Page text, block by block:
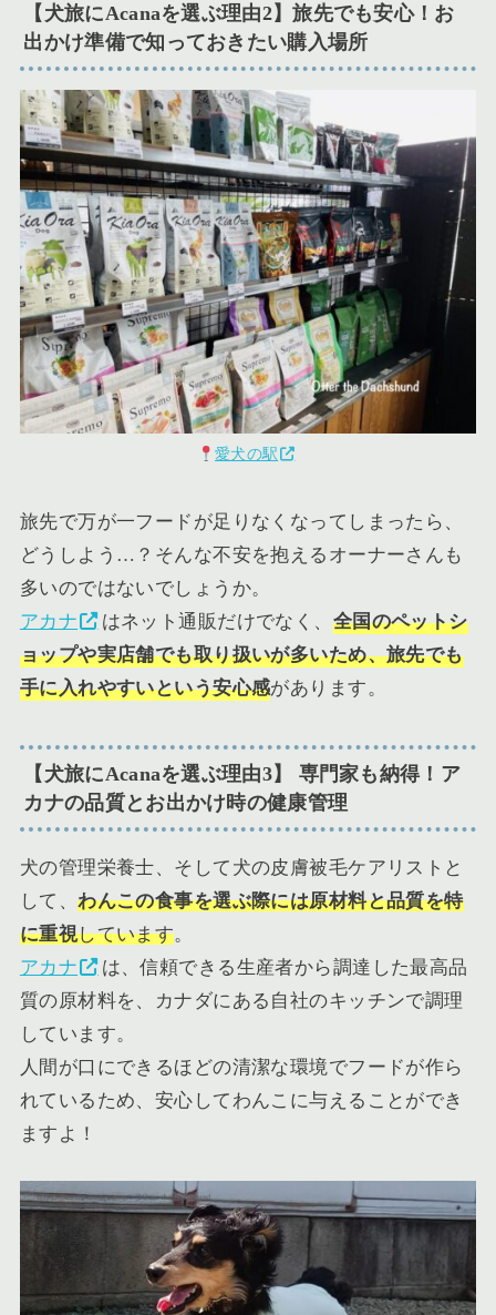
【犬旅にAcanaを選ぶ理由2】旅先でも安心！お
出かけ準備で知っておきたい購入場所
愛犬の駅
旅先で万が一フードが足りなくなってしまったら、
どうしよう…？そんな不安を抱えるオーナーさんも
多いのではないでしょうか。
アカナ
はネット通販だけでなく、 全国のペットシ
ョップや実店舗でも取り扱いが多いため、旅先でも
手に入れやすいという安心感があります。
【犬旅にAcanaを選ぶ理由3】 専門家も納得！ア
カナの品質とお出かけ時の健康管理
犬の管理栄養士、そして犬の皮膚被毛ケアリストと
して、わんこの食事を選ぶ際には原材料と品質を特
に重視しています。
アカナ
は、信頼できる生産者から調達した最高品
質の原材料を、カナダにある自社のキッチンで調理
しています。
人間が口にできるほどの清潔な環境でフードが作ら
れているため、安心してわんこに与えることができ
ますよ！